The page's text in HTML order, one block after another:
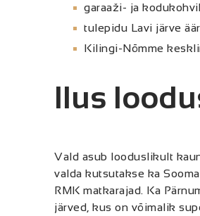
garaaži- ja
tulepidu Lavi järve
Kilingi-Nõmme
Ilus
Vald asub looduslikult
valda kutsutakse ka
RMK matkarajad. Ka
järved, kus on võimalik